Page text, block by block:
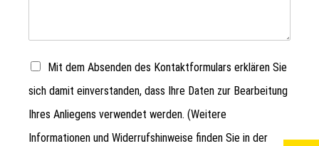
Mit dem Absenden des Kontaktformulars erklären Sie
sich damit einverstanden, dass Ihre Daten zur Bearbeitung
Ihres Anliegens verwendet werden. (Weitere
Informationen und Widerrufshinweise finden Sie in der